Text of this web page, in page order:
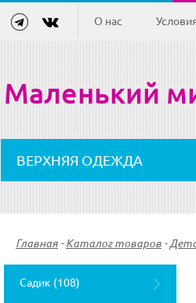
О нас
Маленький
ВЕРХНЯЯ ОДЕЖДА
Главная - Каталог товаров -
Садик (108)